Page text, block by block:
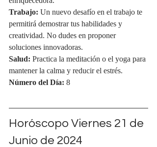
Trabajo: Un nuevo desafío en el trabajo te
permitirá demostrar tus habilidades y
creatividad. No dudes en proponer
soluciones innovadoras.
Salud: Practica la meditación o el yoga para
mantener la calma y reducir el estrés.
Número del Día: 8
Horóscopo Viernes 21 de
Junio de 2024